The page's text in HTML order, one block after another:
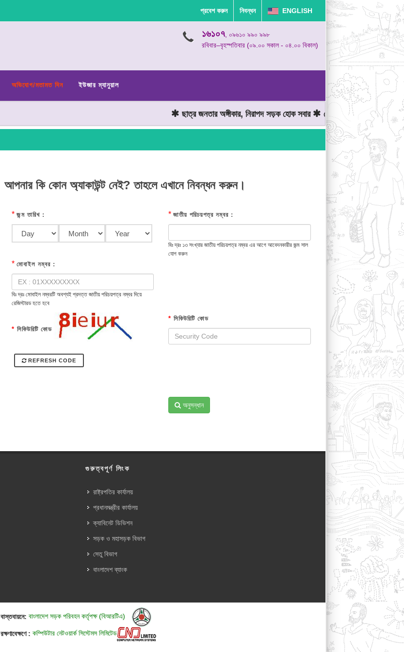
প্রবেশ করুন নিবন্ধন ENGLISH
১৬১০৭, ০৯৬১০ ৯৯০ ৯৯৮
রবিবার–বৃহস্পতিবার (০৯.০০ সকাল - ০৪.০০ বিকাল)
অভিযোগ/মতামত দিন ইউজার ম্যানুয়াল
ছাত্র জনতার অঙ্গীকার, নিরাপদ সড়ক হোক সবার মোটরযান চালানোর সময়
আপনার কি কোন অ্যাকাউন্ট নেই? তাহলে এখানে নিবন্ধন করুন।
* জন্ম তারিখ : * জাতীয় পরিচয়পত্র নম্বর :
বিঃ দ্রঃ ১৩ সংখ্যার জাতীয় পরিচয়পত্র নম্বর এর আগে আবেদনকারীর জন্ম সাল
যোগ করুন
* মোবাইল নম্বর :
বিঃ দ্রঃ মোবাইল নম্বরটি অবশ্যই প্রদত্ত জাতীয় পরিচয়পত্র নম্বর দিয়ে
রেজিস্টারড হতে হবে
* সিকিউরিটি কোড
REFRESH CODE
* সিকিউরিটি কোড
অনুসন্ধান
গুরুত্বপূর্ণ লিংক
রাষ্ট্রপতির কার্যালয়
প্রধানমন্ত্রীর কার্যালয়
ক্যাবিনেট ডিভিশন
সড়ক ও মহাসড়ক বিভাগ
সেতু বিভাগ
বাংলাদেশ ব্যাংক
বাস্তবায়নে: বাংলাদেশ সড়ক পরিবহন কর্তৃপক্ষ (বিআরটিএ)
রক্ষণাবেক্ষণে : কম্পিউটার নেটওয়ার্ক সিস্টেমস লিমিটেড